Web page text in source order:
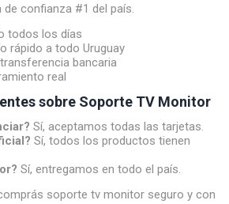
de confianza #1 del país.
todos los días
rápido a todo Uruguay
bancaria
real
sobre Soporte TV Monitor
Sí, aceptamos todas las tarjetas.
Sí, todos los productos tienen
Sí, entregamos en todo el país.
soporte tv monitor seguro y con